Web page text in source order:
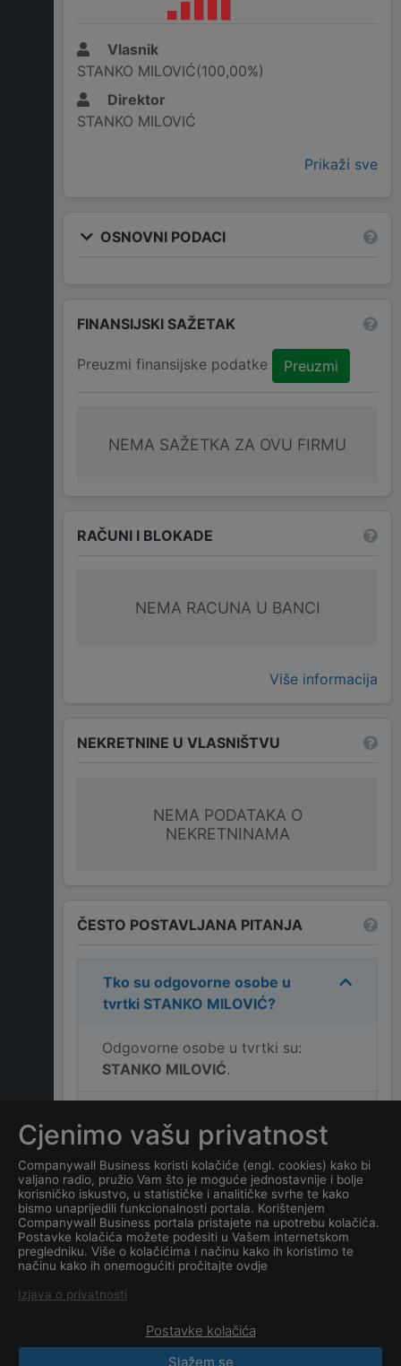
Vlasnik
STANKO MILOVIĆ(100,00%)
Direktor
STANKO MILOVIĆ
Prikaži sve
OSNOVNI PODACI
FINANSIJSKI SAŽETAK
Preuzmi finansijske podatke Preuzmi
NEMA SAŽETKA ZA OVU FIRMU
RAČUNI I BLOKADE
NEMA RACUNA U BANCI
Više informacija
NEKRETNINE U VLASNIŠTVU
NEMA PODATAKA O
NEKRETNINAMA
ČESTO POSTAVLJANA PITANJA
Tko su odgovorne osobe u
tvrtki STANKO MILOVIĆ?
Odgovorne osobe u tvrtki su:
STANKO MILOVIĆ.
STANKO MILOVIĆ?
Koji je kontakt tvrtke
STANKO MILOVIĆ?
Koji je datum osnivanja
tvrtkeSTANKO MILOVIĆ
CompanyWall Business © 2026
Cjenimo vašu privatnost
Companywall Business koristi kolačiće (engl. cookies) kako bi
valjano radio, pružio Vam što je moguće jednostavnije i bolje
korisničko iskustvo, u statističke i analitičke svrhe te kako
bismo unaprijedili funkcionalnosti portala. Korištenjem
Companywall Business portala pristajete na upotrebu kolačića.
Postavke kolačića možete podesiti u Vašem internetskom
pregledniku. Više o kolačićima i načinu kako ih koristimo te
načinu kako ih onemogućiti pročitajte ovdje
Izjava o privatnosti
Postavke kolačića
Slažem se